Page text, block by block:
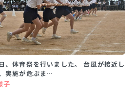
、体育祭を行いました。 台風が接近し
実施が危ぶま…
子